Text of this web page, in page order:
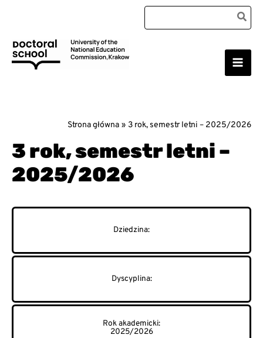
Search
for:
Main
Strona główna 3 rok, semestr letni – 2025/2026
3 rok, semestr letni –
2025/2026
2025/2026